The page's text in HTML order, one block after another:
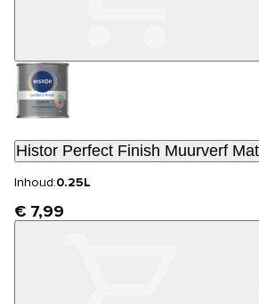
Histor Perfect Finish Muurverf
Inhoud:0.25L
€ 7,99